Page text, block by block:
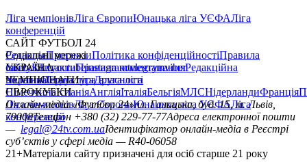
Ліга чемпіонівЛіга ЄвропиЮнацька ліга УЄФАЛіга
конференцій
САЙТ ФУТБОЛ 24
РедакціяПрогнозиПолітика конфіденційностіПравила
сайтуКонтактиПравила коментуванняРедакційна
політикаСтруктура власності
Соціальні мережі
facebookxyoutubeinstagramtelegramviber
УКРАЇНА
УкраїнаПерша лігаДруга ліга
ЧЕМПІОНАТИ
НімеччинаІспаніяАнгліяІталіяБельгіяМЛСНідерландиФранція
ЄВРОКУБКИ
Ліга чемпіонівЛіга ЄвропиЮнацька ліга УЄФАЛіга
конференцій
Онлайн-медіа «Футбол 24»пл. Галицька, буд. 15, м. Львів,
79008Телефон +380 (32) 229-77-77Адреса електронної пошти
— legal@24tv.com.uaІдентифікатор онлайн-медіа в Реєстрі
суб’єктів у сфері медіа — R40-06058
21+Матеріали сайту призначені для осіб старше 21 року